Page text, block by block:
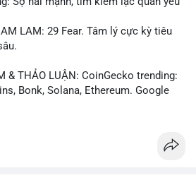
LAM: 29 Fear. Tâm lý cực kỳ tiêu
& THẢO LUẬN: CoinGecko trending:
Bonk, Solana, Ethereum. Google
Brasil, cúp U20 Châu Á.
Champions League, NCAA Football,